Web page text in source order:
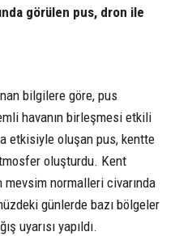
görülen pus, dron ile
bilgilere göre, pus
havanın birleşmesi etkili
etkisiyle oluşan pus, kentte
oluşturdu. Kent
mevsim normalleri civarında
günlerde bazı bölgeler
uyarısı yapıldı.